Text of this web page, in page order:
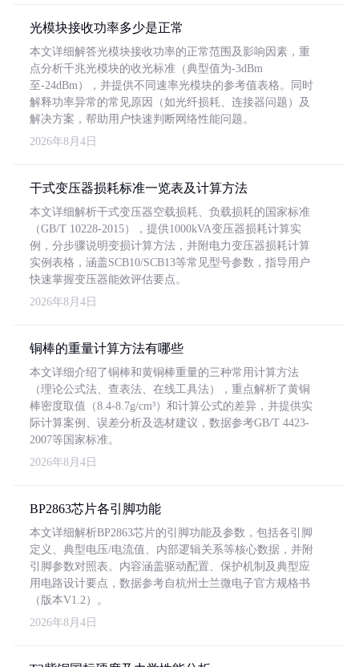
光模块接收功率多少是正常
本文详细解答光模块接收功率的正常范围及影响因素，重
点分析千兆光模块的收光标准（典型值为-3dBm
至-24dBm），并提供不同速率光模块的参考值表格。同时
解释功率异常的常见原因（如光纤损耗、连接器问题）及
解决方案，帮助用户快速判断网络性能问题。
2026年8月4日
干式变压器损耗标准一览表及计算方法
本文详细解析干式变压器空载损耗、负载损耗的国家标准
（GB/T 10228-2015），提供1000kVA变压器损耗计算实
例，分步骤说明变损计算方法，并附电力变压器损耗计算
实例表格，涵盖SCB10/SCB13等常见型号参数，指导用户
快速掌握变压器能效评估要点。
2026年8月4日
铜棒的重量计算方法有哪些
本文详细介绍了铜棒和黄铜棒重量的三种常用计算方法
（理论公式法、查表法、在线工具法），重点解析了黄铜
棒密度取值（8.4-8.7g/cm³）和计算公式的差异，并提供实
际计算案例、误差分析及选材建议，数据参考GB/T 4423-
2007等国家标准。
2026年8月4日
BP2863芯片各引脚功能
本文详细解析BP2863芯片的引脚功能及参数，包括各引脚
定义、典型电压/电流值、内部逻辑关系等核心数据，并附
引脚参数对照表。内容涵盖驱动配置、保护机制及典型应
用电路设计要点，数据参考自杭州士兰微电子官方规格书
（版本V1.2）。
2026年8月4日